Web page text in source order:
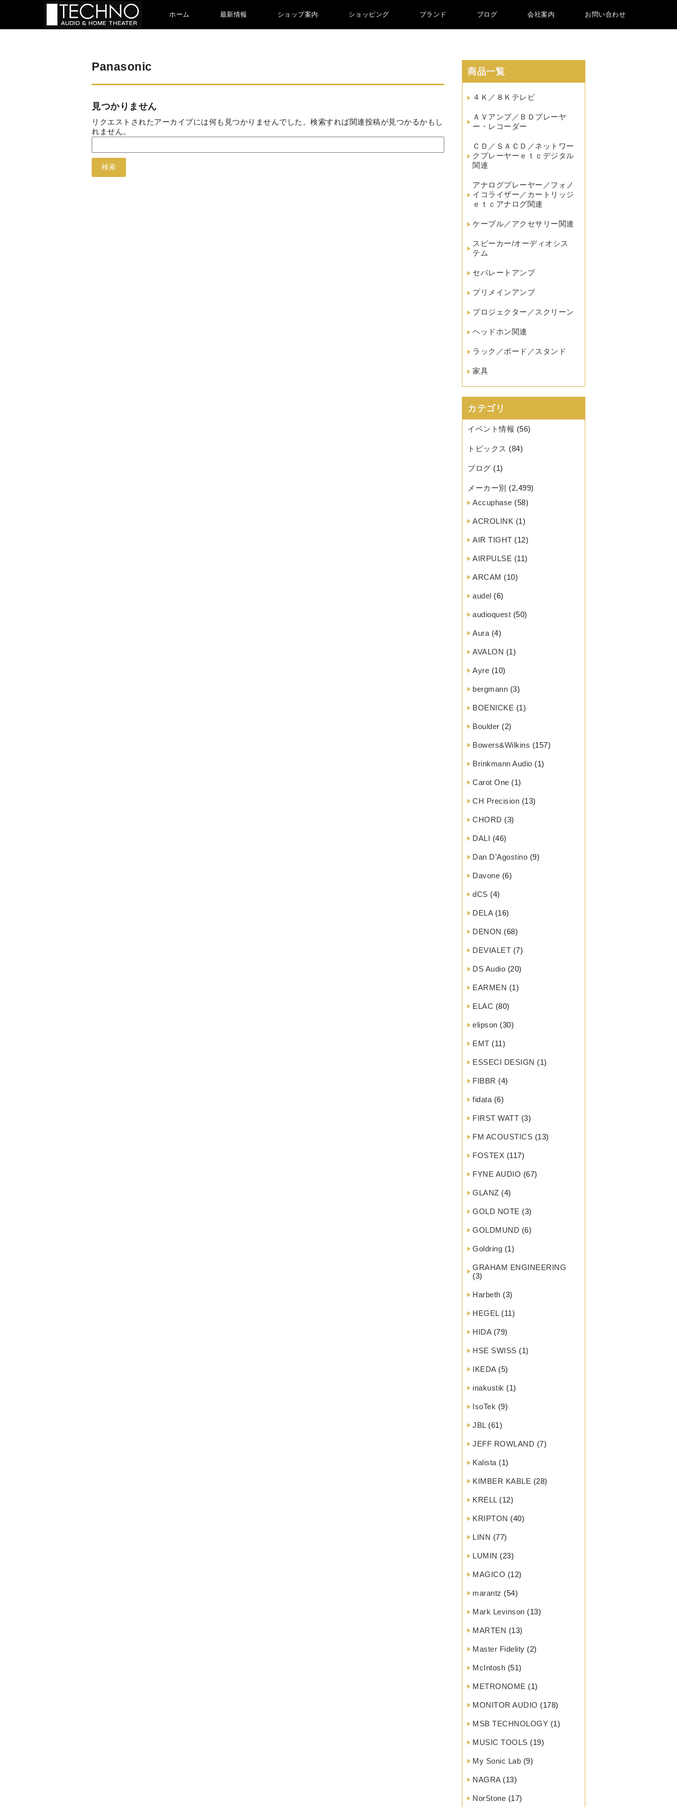
ホーム 最新情報 ショップ案内 ショッピング ブランド ブログ 会社案内 お問い合わせ
Panasonic
見つかりません
リクエストされたアーカイブには何も見つかりませんでした。検索すれば関連投稿が見つかるかもし
れません。
商品一覧
４Ｋ／８Ｋテレビ
ＡＶアンプ／ＢＤプレーヤ
ー・レコーダー
ＣＤ／ＳＡＣＤ／ネットワー
クプレーヤーｅｔｃデジタル
関連
アナログプレーヤー／フォノ
イコライザー／カートリッジ
ｅｔｃアナログ関連
ケーブル／アクセサリー関連
スピーカー/オーディオシス
テム
セパレートアンプ
プリメインアンプ
プロジェクター／スクリーン
ヘッドホン関連
ラック／ボード／スタンド
家具
カテゴリ
イベント情報 (56)
トピックス (84)
ブログ (1)
メーカー別 (2,499)
Accuphase (58)
ACROLINK (1)
AIR TIGHT (12)
AIRPULSE (11)
ARCAM (10)
audel (6)
audioquest (50)
Aura (4)
AVALON (1)
Ayre (10)
bergmann (3)
BOENICKE (1)
Boulder (2)
Bowers&Wilkins (157)
Brinkmann Audio (1)
Carot One (1)
CH Precision (13)
CHORD (3)
DALI (46)
Dan D’Agostino (9)
Davone (6)
dCS (4)
DELA(16)
DENON (68)
DEVIALET (7)
DS Audio (20)
EARMEN (1)
ELAC (80)
elipson (30)
EMT (11)
ESSECI DESIGN (1)
FIBBR (4)
fidata (6)
FIRST WATT (3)
FM ACOUSTICS (13)
FOSTEX (117)
FYNE AUDIO (67)
GLANZ (4)
GOLD NOTE (3)
GOLDMUND (6)
Goldring (1)
GRAHAM ENGINEERING
(3)
Harbeth (3)
HEGEL(11)
HIDA(79)
HSE SWISS (1)
IKEDA(5)
inakustik (1)
IsoTek (9)
JBL(61)
JEFF ROWLAND (7)
Kalista (1)
KIMBER KABLE (28)
KRELL(12)
KRIPTON (40)
LINN (77)
LUMIN (23)
MAGICO (12)
marantz (54)
Mark Levinson (13)
MARTEN (13)
Master Fidelity (2)
McIntosh (51)
METRONOME (1)
MONITOR AUDIO (178)
MSB TECHNOLOGY (1)
MUSIC TOOLS (19)
My Sonic Lab (9)
NAGRA(13)
NorStone (17)